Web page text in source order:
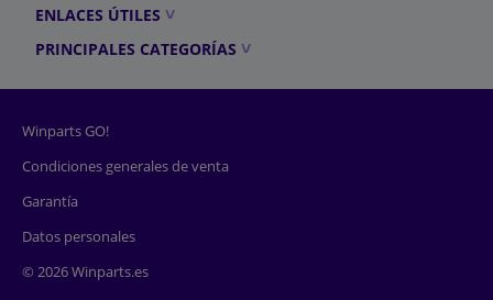
ENLACES ÚTILES
PRINCIPALES CATEGORÍAS
Winparts GO!
Condiciones generales de venta
Garantía
Datos personales
© 2026 Winparts.es